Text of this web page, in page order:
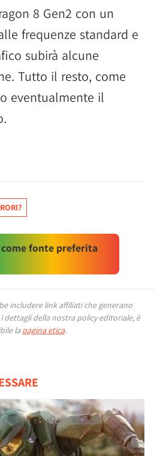
8 Gen2 con un
frequenze standard e
subirà alcune
Tutto il resto, come
eventualmente il
fonte preferita
includere link affiliati che generano
dettagli della nostra policy editoriale, è
la pagina etica.